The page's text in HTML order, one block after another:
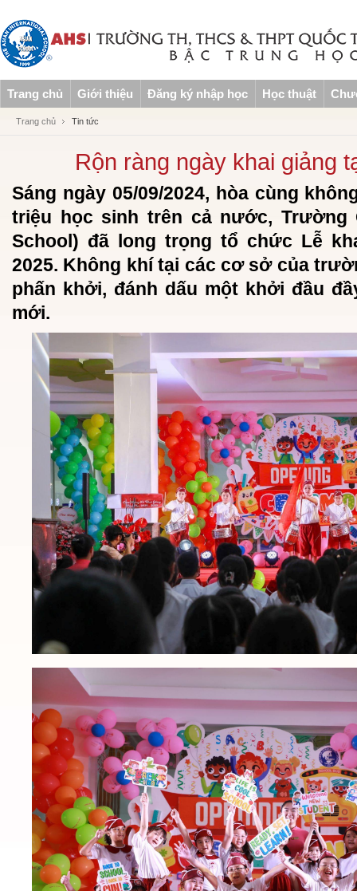
Trang chủ Giới thiệu Đăng ký nhập học Học thuật
Trang chủ Tin tức
Rộn ràng ngày khai giảng
Sáng ngày 05/09/2024, hòa cùng
triệu học sinh trên cả nước, Trường
School) đã long trọng tổ chức Lễ
2025. Không khí tại các cơ sở của
phấn khởi, đánh dấu một khởi đầu
mới.